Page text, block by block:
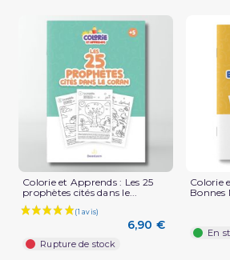
Colorie et Apprends : Les 25
prophètes cités dans le...
6,90 €
Rupture de stock
Colorie
Bonnes
En